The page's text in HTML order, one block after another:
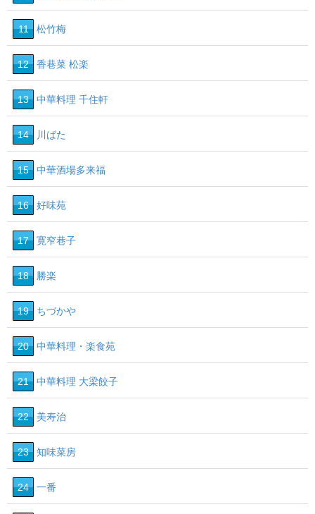
11 松竹梅
12 香巷菜 松楽
13 中華料理 千住軒
14 川ばた
15 中華酒場多来福
16 好味苑
17 寛窄巷子
18 勝楽
19 ちづかや
20 中華料理・楽食苑
21 中華料理 大梁餃子
22 美寿治
23 知味菜房
24 一番